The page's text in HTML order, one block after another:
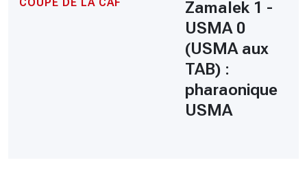
Zamalek 1 -
USMA 0
(USMA aux
TAB) :
pharaonique
USMA